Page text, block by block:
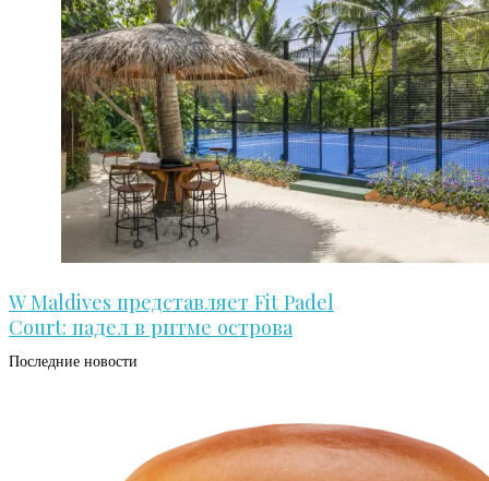
W Maldives представляет Fit Padel
Court: падел в ритме острова
Последние новости